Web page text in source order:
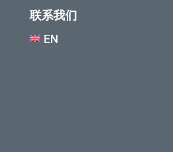
联系我们
EN